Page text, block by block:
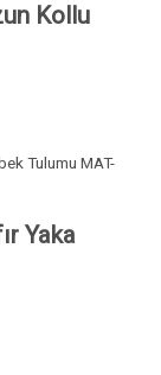
Kollu
Yaka